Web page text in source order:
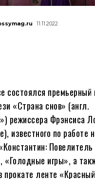
11.11.2022
состоялся премьерный
«Страна снов» (англ.
режиссера Фрэнсиса
известного по работе
игры», а
прокате ленте